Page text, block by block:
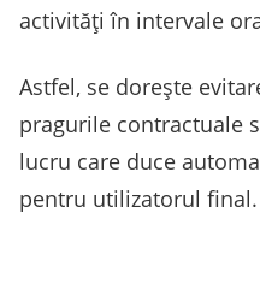
activități în intervale
Astfel, se dorește
pragurile contractuale
lucru care duce
pentru utilizatorul final.